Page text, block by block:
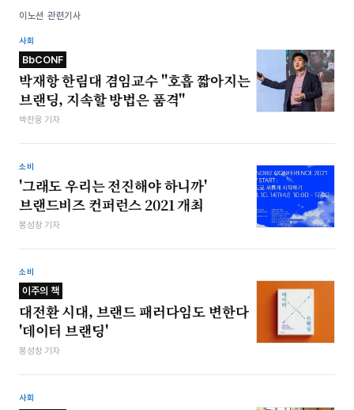
이노션 관련기사
사회
BbCONF
박재항 한림대 겸임교수 "호흡 짧아지는
브랜딩, 지속할 방법은 품격"
박찬웅 기자
소비
'그래도 우리는 전진해야 하니까'
브랜드비즈 컨퍼런스 2021 개최
봉성창 기자
소비
이주의 책
대전환 시대, 브랜드 패러다임도 변한다
'데이터 브랜딩'
봉성창 기자
사회